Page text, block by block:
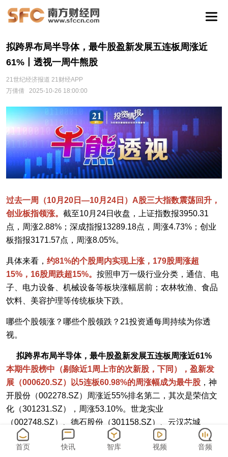
拟跨界布局半导体，最牛股盈新发展五连板周涨近
61%丨透视一周牛熊股
21世纪经济报道 21财经APP
万倩倩
2025-10-26 18:00:00
过去一周（10月20日—10月24日）A股三大指数震荡回升，
创业板指领涨。 截至10月24日收盘，上证指数报3950.31
点，周涨2.88%；深成指报13289.18点，周涨4.73%；创业
板指报3171.57点，周涨8.05%。
具体来看， 约81%的个股周内实现上涨，179股周涨超
15%，16股周跌超15%。 按照申万一级行业分类，通信、电
子、电力设备、机械设备等板块涨幅居前；农林牧渔、食品
饮料、美容护理等传统板块下跌。
哪些个股领涨？哪些个股领跌？21投资通每周持续为你透
视。
拟跨界布局半导体，最牛股盈新发展五连板周涨近61%
本期牛股榜中（剔除近1周上市的次新股，下同），盈新发
展（000620.SZ）以5连板60.98%的周涨幅成为最牛股 ，神
开股份（002278.SZ）周涨近55%排名第二，其次是荣信文
化（301231.SZ），周涨53.10%。世龙实业
（002748.SZ）、德石股份（301158.SZ）、云汉芯城
（301563.SZ）的涨幅均在40%以上。
首页 快讯 智库 视频 音频